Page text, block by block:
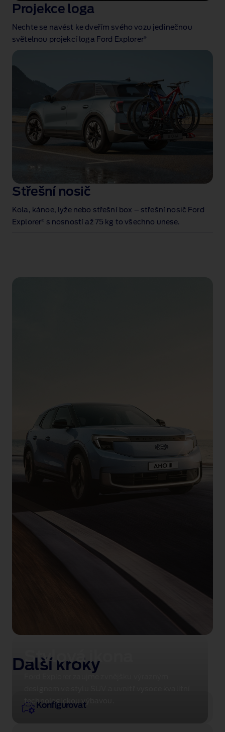
Projekce loga
Nechte se navést ke dveřím svého vozu jedinečnou
světelnou projekcí loga Ford Explorer®
Střešní nosič
Kola, kánoe, lyže nebo střešní box – střešní nosič Ford
Explorer
s nosností až 75 kg to všechno unese.
Stylová ikona
technologickou výbavou.
Další kroky
Konfigurovat